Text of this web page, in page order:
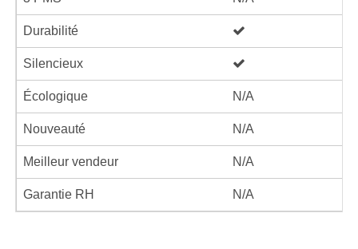
Durabilité
Silencieux
Écologique N/A
Nouveauté N/A
Meilleur vendeur N/A
Garantie RH N/A